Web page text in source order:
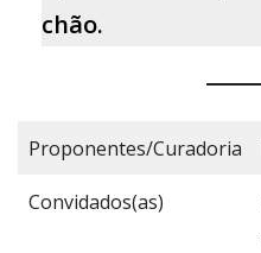
chão.
Proponentes/Curadoria
Convidados(as)